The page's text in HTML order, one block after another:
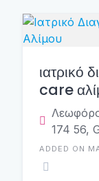
ιατρικό
care
174 56,
ADDED ON